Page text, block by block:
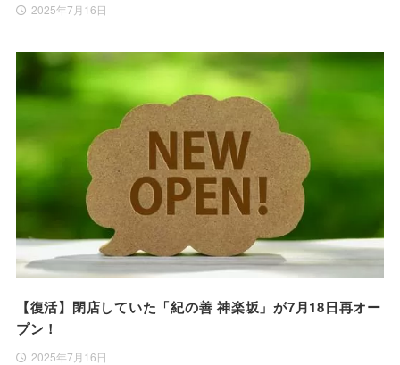
2025年7月16日
【復活】閉店していた「紀の善 神楽坂」が7月18日再オー
プン！
2025年7月16日